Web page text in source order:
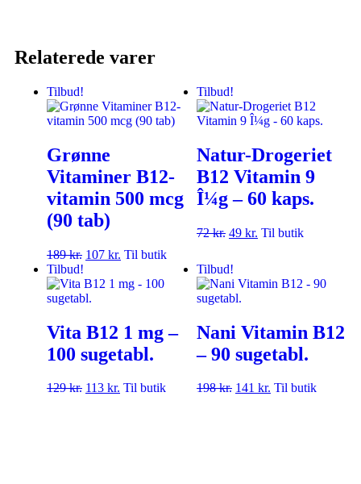
Relaterede varer
Tilbud!
Grønne
Vitaminer B12-
vitamin 500 mcg
(90 tab)
189kr. 107 kr. Til butik
Tilbud!
Natur-Drogeriet
B12 Vitamin 9
Î¼g – 60 kaps.
72kr. 49 kr. Til butik
Tilbud!
Vita B12 1 mg –
100 sugetabl.
129kr. 113 kr. Til butik
Tilbud!
Nani Vitamin B12
– 90 sugetabl.
198kr. 141 kr. Til butik